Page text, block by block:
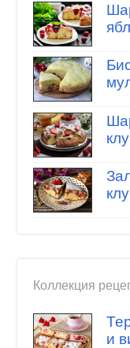
Коллекция
и